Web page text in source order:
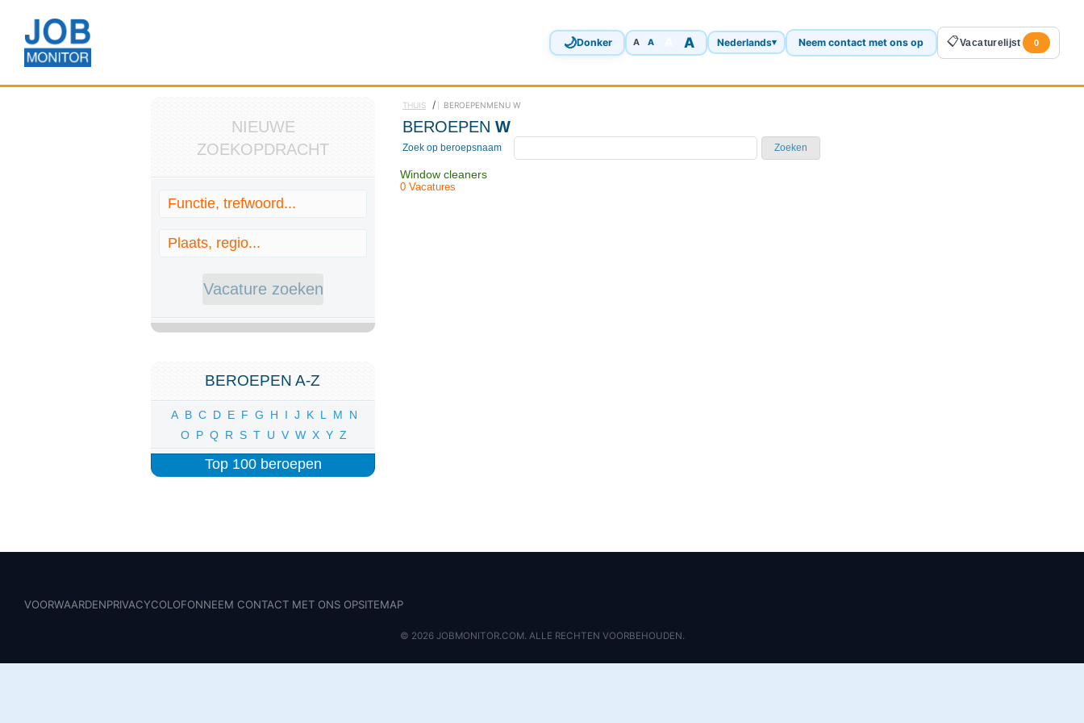
🌙Donker A A A Nederlands▾ Neem contact met ons op 📋Vacaturelijst 0
THUIS / BEROEPENMENU W
BEROEPEN W
Zoek op beroepsnaam Zoeken
Window cleaners
0 Vacatures
NIEUWE
ZOEKOPDRACHT
BEROEPEN A-Z
A B C D E F G H I J K L M
N
O P Q R S T U V W X Y Z
Top 100 beroepen
VOORWAARDENPRIVACYCOLOFONNEEM CONTACT MET ONS OPSITEMAP
© 2026 JOBMONITOR.COM. ALLE RECHTEN VOORBEHOUDEN.